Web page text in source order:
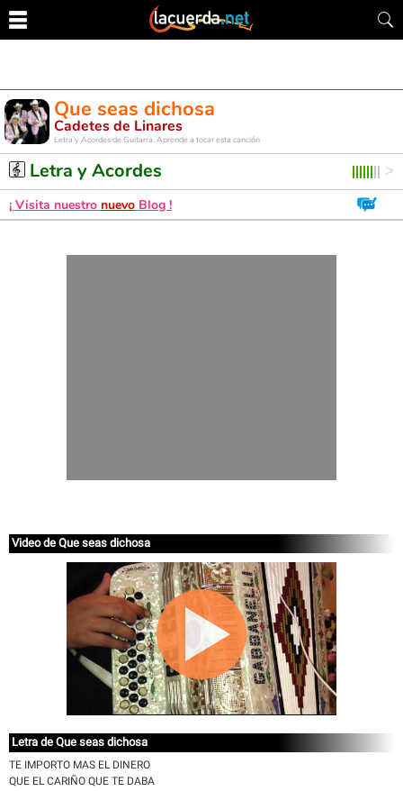
Que seas dichosa
Cadetes de Linares
Letra y Acordes de Guitarra. Aprende a tocar esta canción
Letra y Acordes
¡ Visita nuestro nuevo Blog !
Video de Que seas dichosa
Letra de Que seas dichosa
TE IMPORTO MAS EL DINERO
QUE EL CARIÑO QUE TE DABA